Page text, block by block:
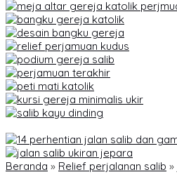
Beranda » Relief perjalanan salib »